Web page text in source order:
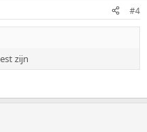
#4
zijn